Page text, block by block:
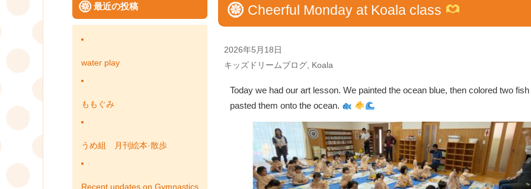
最近の投稿
water play
ももぐみ
うめ組 月刊絵本·散歩
Recent updates on Gymnastics
Cheerful Monday at Koala class
Posted
on
2026年5月18日
Categories
キッズドリームブログ, Koala
Today we had our art lesson. We painted the ocean blue, then colored two fish
pasted them onto the ocean.